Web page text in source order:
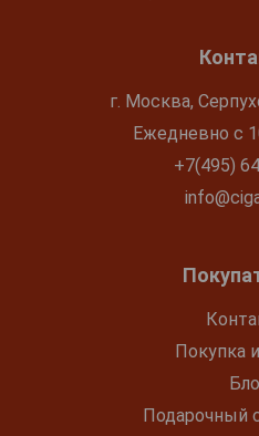
г. Москва,
Ежедневно с
+7(495)
Покупка
Подарочный